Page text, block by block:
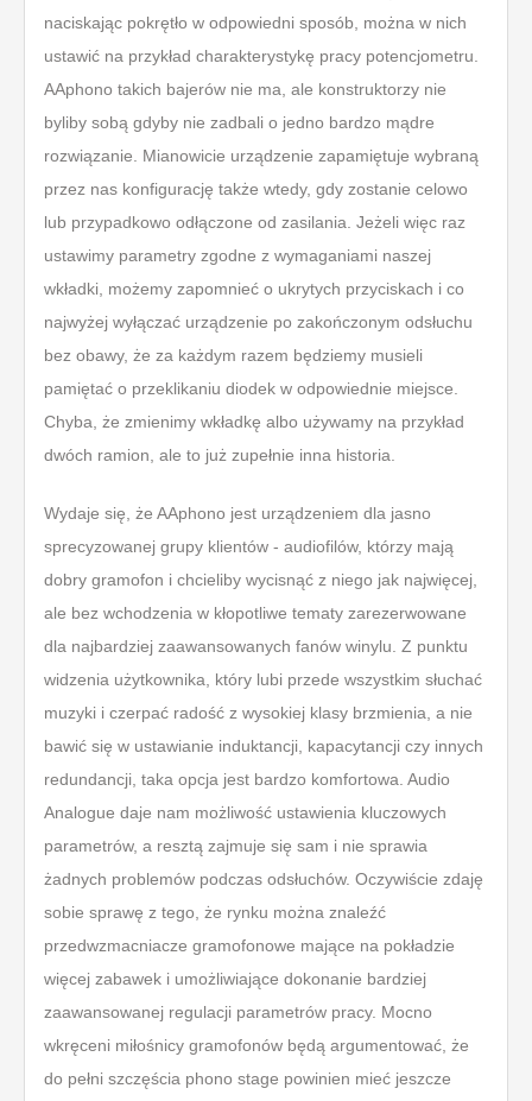
naciskając pokrętło w odpowiedni sposób, można w nich
ustawić na przykład charakterystykę pracy potencjometru.
AAphono takich bajerów nie ma, ale konstruktorzy nie
byliby sobą gdyby nie zadbali o jedno bardzo mądre
rozwiązanie. Mianowicie urządzenie zapamiętuje wybraną
przez nas konfigurację także wtedy, gdy zostanie celowo
lub przypadkowo odłączone od zasilania. Jeżeli więc raz
ustawimy parametry zgodne z wymaganiami naszej
wkładki, możemy zapomnieć o ukrytych przyciskach i co
najwyżej wyłączać urządzenie po zakończonym odsłuchu
bez obawy, że za każdym razem będziemy musieli
pamiętać o przeklikaniu diodek w odpowiednie miejsce.
Chyba, że zmienimy wkładkę albo używamy na przykład
dwóch ramion, ale to już zupełnie inna historia.
Wydaje się, że AAphono jest urządzeniem dla jasno
sprecyzowanej grupy klientów - audiofilów, którzy mają
dobry gramofon i chcieliby wycisnąć z niego jak najwięcej,
ale bez wchodzenia w kłopotliwe tematy zarezerwowane
dla najbardziej zaawansowanych fanów winylu. Z punktu
widzenia użytkownika, który lubi przede wszystkim słuchać
muzyki i czerpać radość z wysokiej klasy brzmienia, a nie
bawić się w ustawianie induktancji, kapacytancji czy innych
redundancji, taka opcja jest bardzo komfortowa. Audio
Analogue daje nam możliwość ustawienia kluczowych
parametrów, a resztą zajmuje się sam i nie sprawia
żadnych problemów podczas odsłuchów. Oczywiście zdaję
sobie sprawę z tego, że rynku można znaleźć
przedwzmacniacze gramofonowe mające na pokładzie
więcej zabawek i umożliwiające dokonanie bardziej
zaawansowanej regulacji parametrów pracy. Mocno
wkręceni miłośnicy gramofonów będą argumentować, że
do pełni szczęścia phono stage powinien mieć jeszcze